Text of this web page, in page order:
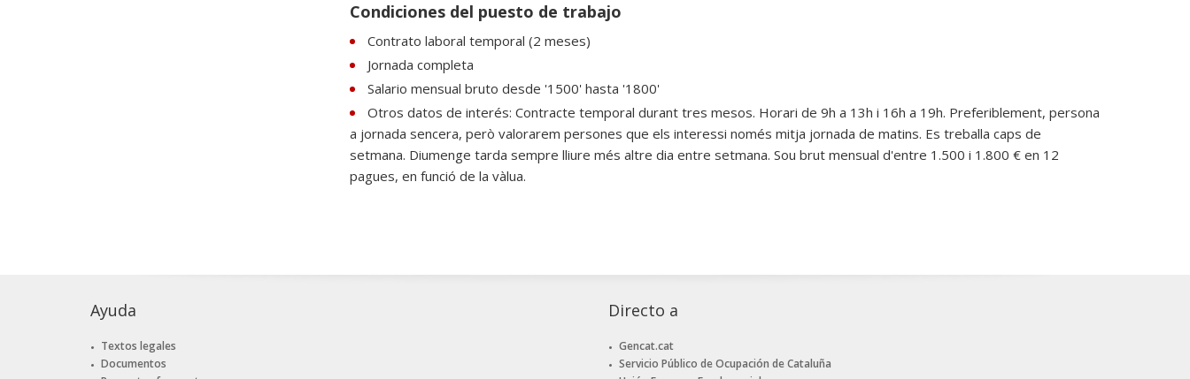
Condiciones del puesto de trabajo
Contrato laboral temporal (2 meses)
Jornada completa
Salario mensual bruto desde '1500' hasta '1800'
Otros datos de interés: Contracte temporal durant tres mesos. Horari de 9h a 13h i 16h a 19h. Preferiblement, persona
a jornada sencera, però valorarem persones que els interessi només mitja jornada de matins. Es treballa caps de
setmana. Diumenge tarda sempre lliure més altre dia entre setmana. Sou brut mensual d'entre 1.500 i 1.800 € en 12
pagues, en funció de la vàlua.
Ayuda
Textos legales
Documentos
Directo a
Gencat.cat
Servicio Público de Ocupación de Cataluña